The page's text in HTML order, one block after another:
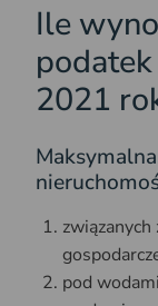
Ile
2021
pod